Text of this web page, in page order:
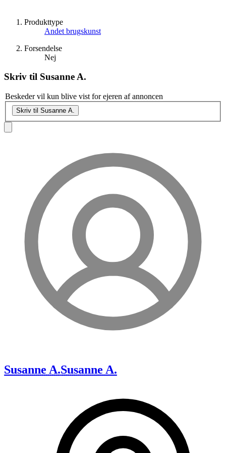
Produkttype
Andet brugskunst
Forsendelse
Nej
Skriv til Susanne A.
Beskeder vil kun blive vist for ejeren af annoncen
Skriv til Susanne A.
Susanne A.Susanne A.